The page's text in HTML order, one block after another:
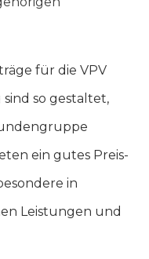
für die VPV
so gestaltet,
ein gutes Preis-
in
Leistungen und